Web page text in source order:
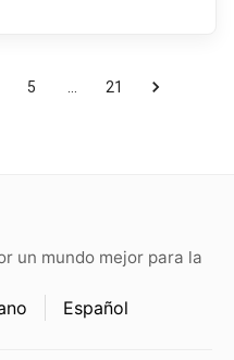
5 21
un mundo mejor para la
Español